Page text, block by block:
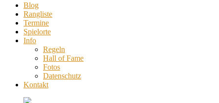
Blog
Rangliste
Termine
Spielorte
Info
Regeln
Hall of Fame
Fotos
Datenschutz
Kontakt